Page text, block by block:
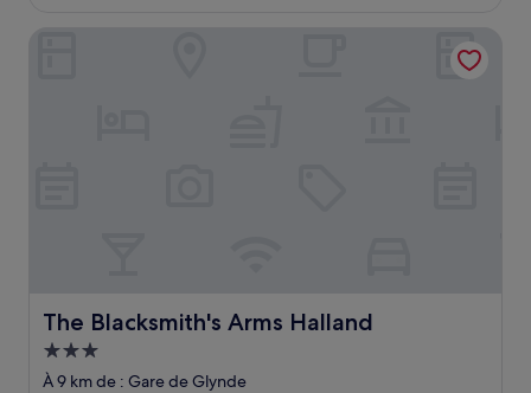
de
156 €
The Blacksmith's Arms Halland
The Blacksmith's Arms Halland
Hébergement
3.0 étoiles
À 9 km de : Gare de Glynde